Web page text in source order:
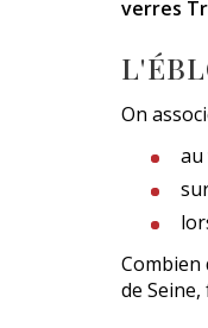
verres
On
au
Combien
de